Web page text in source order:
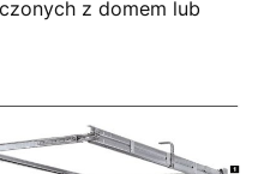
z domem lub